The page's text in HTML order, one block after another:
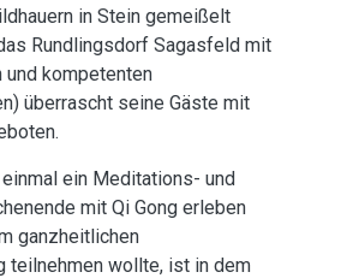
in Stein gemeißelt
Rundlingsdorf Sagasfeld mit
und kompetenten
überrascht seine Gäste mit
ein Meditations- und
mit Qi Gong erleben
ganzheitlichen
teilnehmen wollte, ist in dem